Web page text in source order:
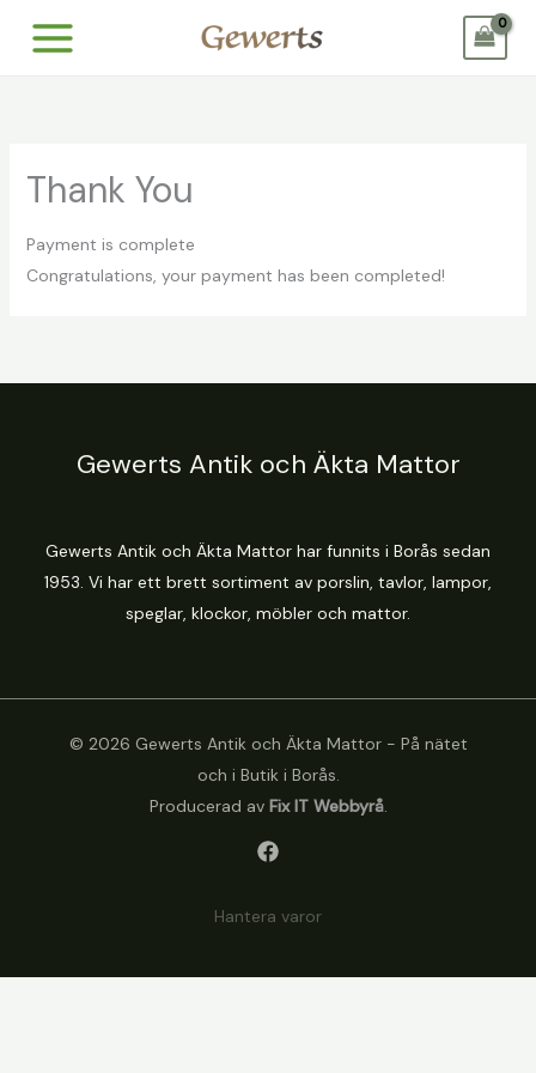
Thank You
Payment is complete
Congratulations, your payment has been completed!
Gewerts Antik och Äkta Mattor
Gewerts Antik och Äkta Mattor har funnits i Borås sedan
1953. Vi har ett brett sortiment av porslin, tavlor, lampor,
speglar, klockor, möbler och mattor.
© 2026 Gewerts Antik och Äkta Mattor - På nätet
och i Butik i Borås.
Producerad av Fix IT Webbyrå.
Hantera varor